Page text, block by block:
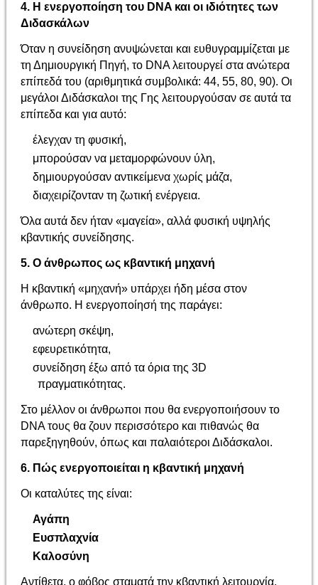
4. Η ενεργοποίηση του DNA και οι ιδιότητες των
Διδασκάλων
Όταν η συνείδηση ανυψώνεται και ευθυγραμμίζεται με
τη Δημιουργική Πηγή, το DNA λειτουργεί στα ανώτερα
επίπεδά του (αριθμητικά συμβολικά: 44, 55, 80, 90). Οι
μεγάλοι Διδάσκαλοι της Γης λειτουργούσαν σε αυτά τα
επίπεδα και για αυτό:
έλεγχαν τη φυσική,
μπορούσαν να μεταμορφώνουν ύλη,
δημιουργούσαν αντικείμενα χωρίς μάζα,
διαχειρίζονταν τη ζωτική ενέργεια.
Όλα αυτά δεν ήταν «μαγεία», αλλά φυσική υψηλής
κβαντικής συνείδησης.
5. Ο άνθρωπος ως κβαντική μηχανή
Η κβαντική «μηχανή» υπάρχει ήδη μέσα στον
άνθρωπο. Η ενεργοποίησή της παράγει:
ανώτερη σκέψη,
εφευρετικότητα,
συνείδηση έξω από τα όρια της 3D
πραγματικότητας.
Στο μέλλον οι άνθρωποι που θα ενεργοποιήσουν το
DNA τους θα ζουν περισσότερο και πιθανώς θα
παρεξηγηθούν, όπως και παλαιότεροι Διδάσκαλοι.
6. Πώς ενεργοποιείται η κβαντική μηχανή
Οι καταλύτες της είναι:
Αγάπη
Ευσπλαχνία
Καλοσύνη
Αντίθετα, ο φόβος σταματά την κβαντική λειτουργία.